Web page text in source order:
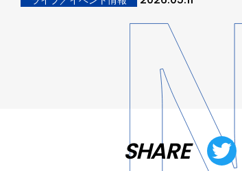
SHARE